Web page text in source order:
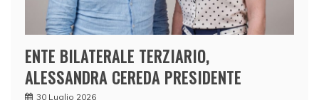
ENTE BILATERALE TERZIARIO,
ALESSANDRA CEREDA PRESIDENTE
30 Luglio 2026